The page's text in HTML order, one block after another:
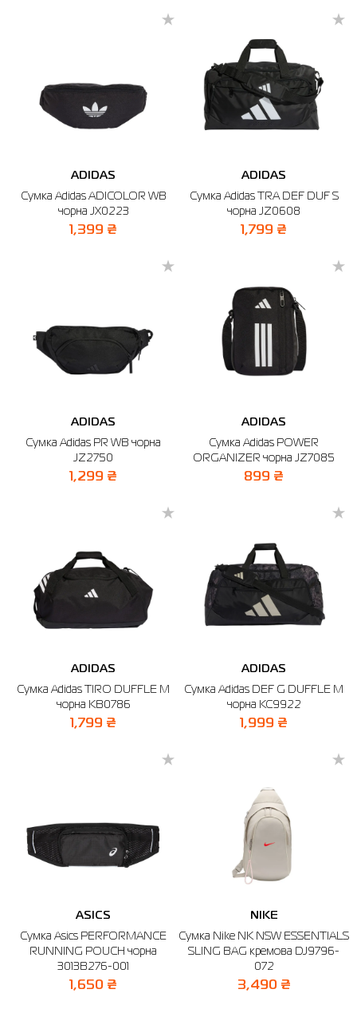
ADIDAS
Сумка Adidas ADICOLOR WB
чорна JX0223
1,399 ₴
ADIDAS
Сумка Adidas TRA DEF DUF S
чорна JZ0608
1,799 ₴
ADIDAS
Сумка Adidas PR WB чорна
JZ2750
1,299 ₴
ADIDAS
Сумка Adidas POWER
ORGANIZER чорна JZ7085
899 ₴
ADIDAS
Сумка Adidas TIRO DUFFLE M
чорна KB0786
1,799 ₴
ADIDAS
Сумка Adidas DEF G DUFFLE M
чорна KC9922
1,999 ₴
ASICS
Сумка Asics PERFORMANCE
RUNNING POUCH чорна
3013B276-001
1,650 ₴
NIKE
Сумка Nike NK NSW ESSENTIALS
SLING BAG кремова DJ9796-
072
3,490 ₴